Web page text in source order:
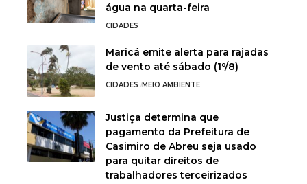
água na quarta-feira
CIDADES
Maricá emite alerta para rajadas
de vento até sábado (1º/8)
CIDADES MEIO AMBIENTE
Justiça determina que
pagamento da Prefeitura de
Casimiro de Abreu seja usado
para quitar direitos de
trabalhadores terceirizados